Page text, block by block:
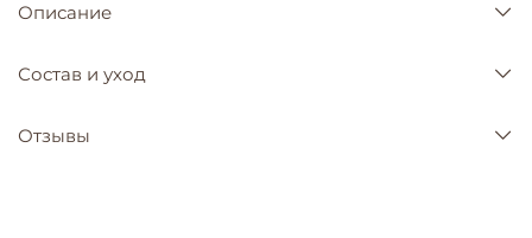
Описание
Состав и уход
Отзывы